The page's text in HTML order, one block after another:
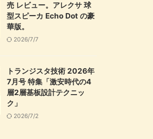
売 レビュー。アレクサ 球
型スピーカ Echo Dot の豪
華版。
2026/7/7
トランジスタ技術 2026年
7月号 特集「激安時代の4
層2層基板設計テクニッ
ク」
2026/7/2